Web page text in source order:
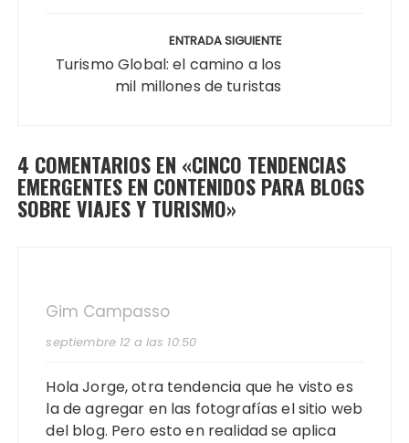
ENTRADA SIGUIENTE
Turismo Global: el camino a los
mil millones de turistas
4 COMENTARIOS EN «CINCO TENDENCIAS
EMERGENTES EN CONTENIDOS PARA BLOGS
SOBRE VIAJES Y TURISMO»
Gim Campasso
septiembre 12 a las 10:50
Hola Jorge, otra tendencia que he visto es
la de agregar en las fotografías el sitio web
del blog. Pero esto en realidad se aplica